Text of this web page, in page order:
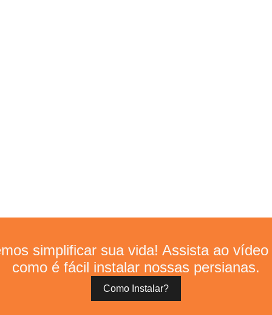
simplificar sua vida! Assista ao
como é fácil instalar nossas persianas.
Como Instalar?